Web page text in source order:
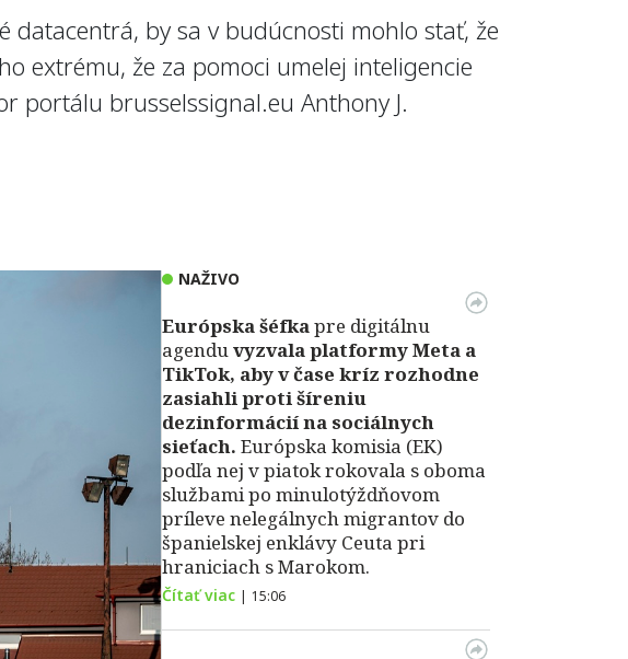
datacentrá, by sa v budúcnosti mohlo stať, že
extrému, že za pomoci umelej inteligencie
portálu brusselssignal.eu Anthony J.
NAŽIVO
Európska šéfkapre digitálnu
agenduvyzvala platformy Meta a
TikTok, aby v čase kríz rozhodne
zasiahli proti šíreniu
dezinformácií na sociálnych
sieťach. Európska komisia (EK)
podľa nej v piatok rokovala s oboma
službami po minulotýždňovom
príleve nelegálnych migrantov do
španielskej enklávy Ceuta pri
hraniciach s Marokom.
Čítať viac | 15:06